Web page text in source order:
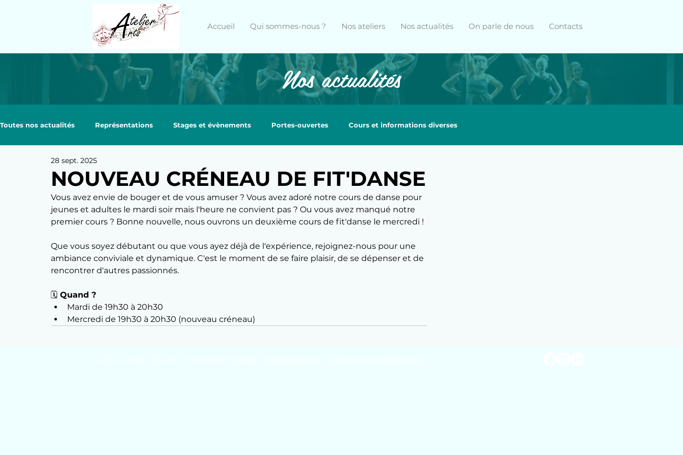
Accueil Qui sommes-nous ? Nos ateliers Nos actualités On parle de nous Contacts
Nos actualités
Toutes nos actualités Représentations Stages et évènements Portes-ouvertes Cours et informations diverses
NOUVEAU CRÉNEAU DE FIT'DANSE
28 sept. 2025
Vous avez envie de bouger et de vous amuser ? Vous avez adoré notre cours de danse pour
jeunes et adultes le mardi soir mais l'heure ne convient pas ? Ou vous avez manqué notre
premier cours ? Bonne nouvelle, nous ouvrons un deuxième cours de fit'danse le mercredi !
Que vous soyez débutant ou que vous ayez déjà de l'expérience, rejoignez-nous pour une
ambiance conviviale et dynamique. C'est le moment de se faire plaisir, de se dépenser et de
rencontrer d'autres passionnés.
🗓️ Quand ?
﻿﻿Mardi de 19h30 à 20h30
﻿﻿Mercredi de 19h30 à 20h30 (nouveau créneau)